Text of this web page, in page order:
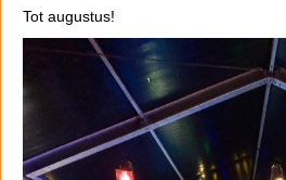
Tot augustus!